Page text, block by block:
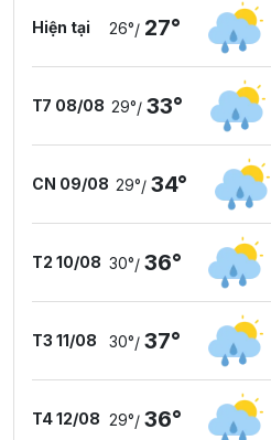
Hiện tại 26°/ 27°
T7 08/08 29°/ 33°
CN 09/08 29°/ 34°
T2 10/08 30°/ 36°
T3 11/08 30°/ 37°
T4 12/08 29°/ 36°